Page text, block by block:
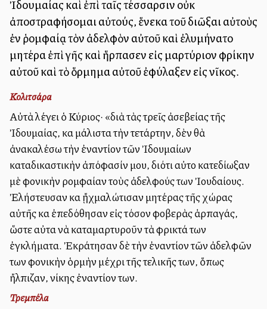
Ἰδουμαίας καὶ ἐπὶ ταῖς τέσσαρσιν οὐκ
ἀποστραφήσομαι αὐτούς, ἕνεκα τοῦ διῶξαι αὐτοὺς
ἐν ῥομφαίᾳ τὸν ἀδελφὸν αὐτοῦ καὶ ἐλυμήνατο
μητέρα ἐπὶ γῆς καὶ ἥρπασεν εἰς μαρτύριον φρίκην
αὐτοῦ καὶ τὸ ὅρμημα αὐτοῦ ἐφύλαξεν εἰς νῖκος.
Κολιτσάρα
Αὐτὰ λέγει ὁ Κύριος· «διὰ τὰς τρεῖς ἀσεβείας τῆς
Ἰδουμαίας, καὶ μάλιστα τὴν τετάρτην, δὲν θὰ
ἀνακαλέσω τὴν ἐναντίον τῶν Ἰδουμαίων
καταδικαστικὴν ἀπόφασίν μου, διότι αὐτοὶ κατεδίωξαν
μὲ φονικὴν ρομφαίαν τοὺς ἀδελφούς των Ἰουδαίους.
Ἐλήστευσαν καὶ ᾔχμαλώτισαν μητέρας τῆς χώρας
αὐτῆς καὶ ἐπεδόθησαν εἰς τόσον φοβερὰς ἁρπαγάς,
ὥστε αὐταὶ νὰ καταμαρτυροῦν τὰ φρικτά των
ἐγκλήματα. Ἐκράτησαν δὲ τὴν ἐναντίον τῶν ἀδελφῶν
των φονικὴν ὁρμὴν μέχρι τῆς τελικῆς των, ὅπως
ἤλπιζαν, νίκης ἐναντίον των.
Τρεμπέλα